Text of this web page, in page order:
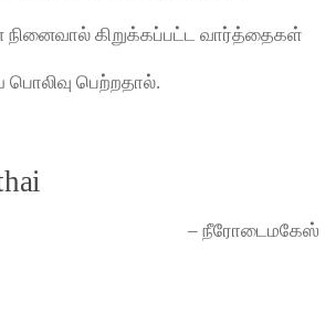
கிறுக்கப்பட்ட வார்த்தைகள்
பொலிவு பெற்றதால்.
– நீரோடைமகேஸ்